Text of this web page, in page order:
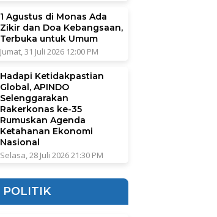
1 Agustus di Monas Ada
Zikir dan Doa Kebangsaan,
Terbuka untuk Umum
Jumat, 31 Juli 2026 12:00 PM
Hadapi Ketidakpastian
Global, APINDO
Selenggarakan
Rakerkonas ke-35
Rumuskan Agenda
Ketahanan Ekonomi
Nasional
Selasa, 28 Juli 2026 21:30 PM
POLITIK